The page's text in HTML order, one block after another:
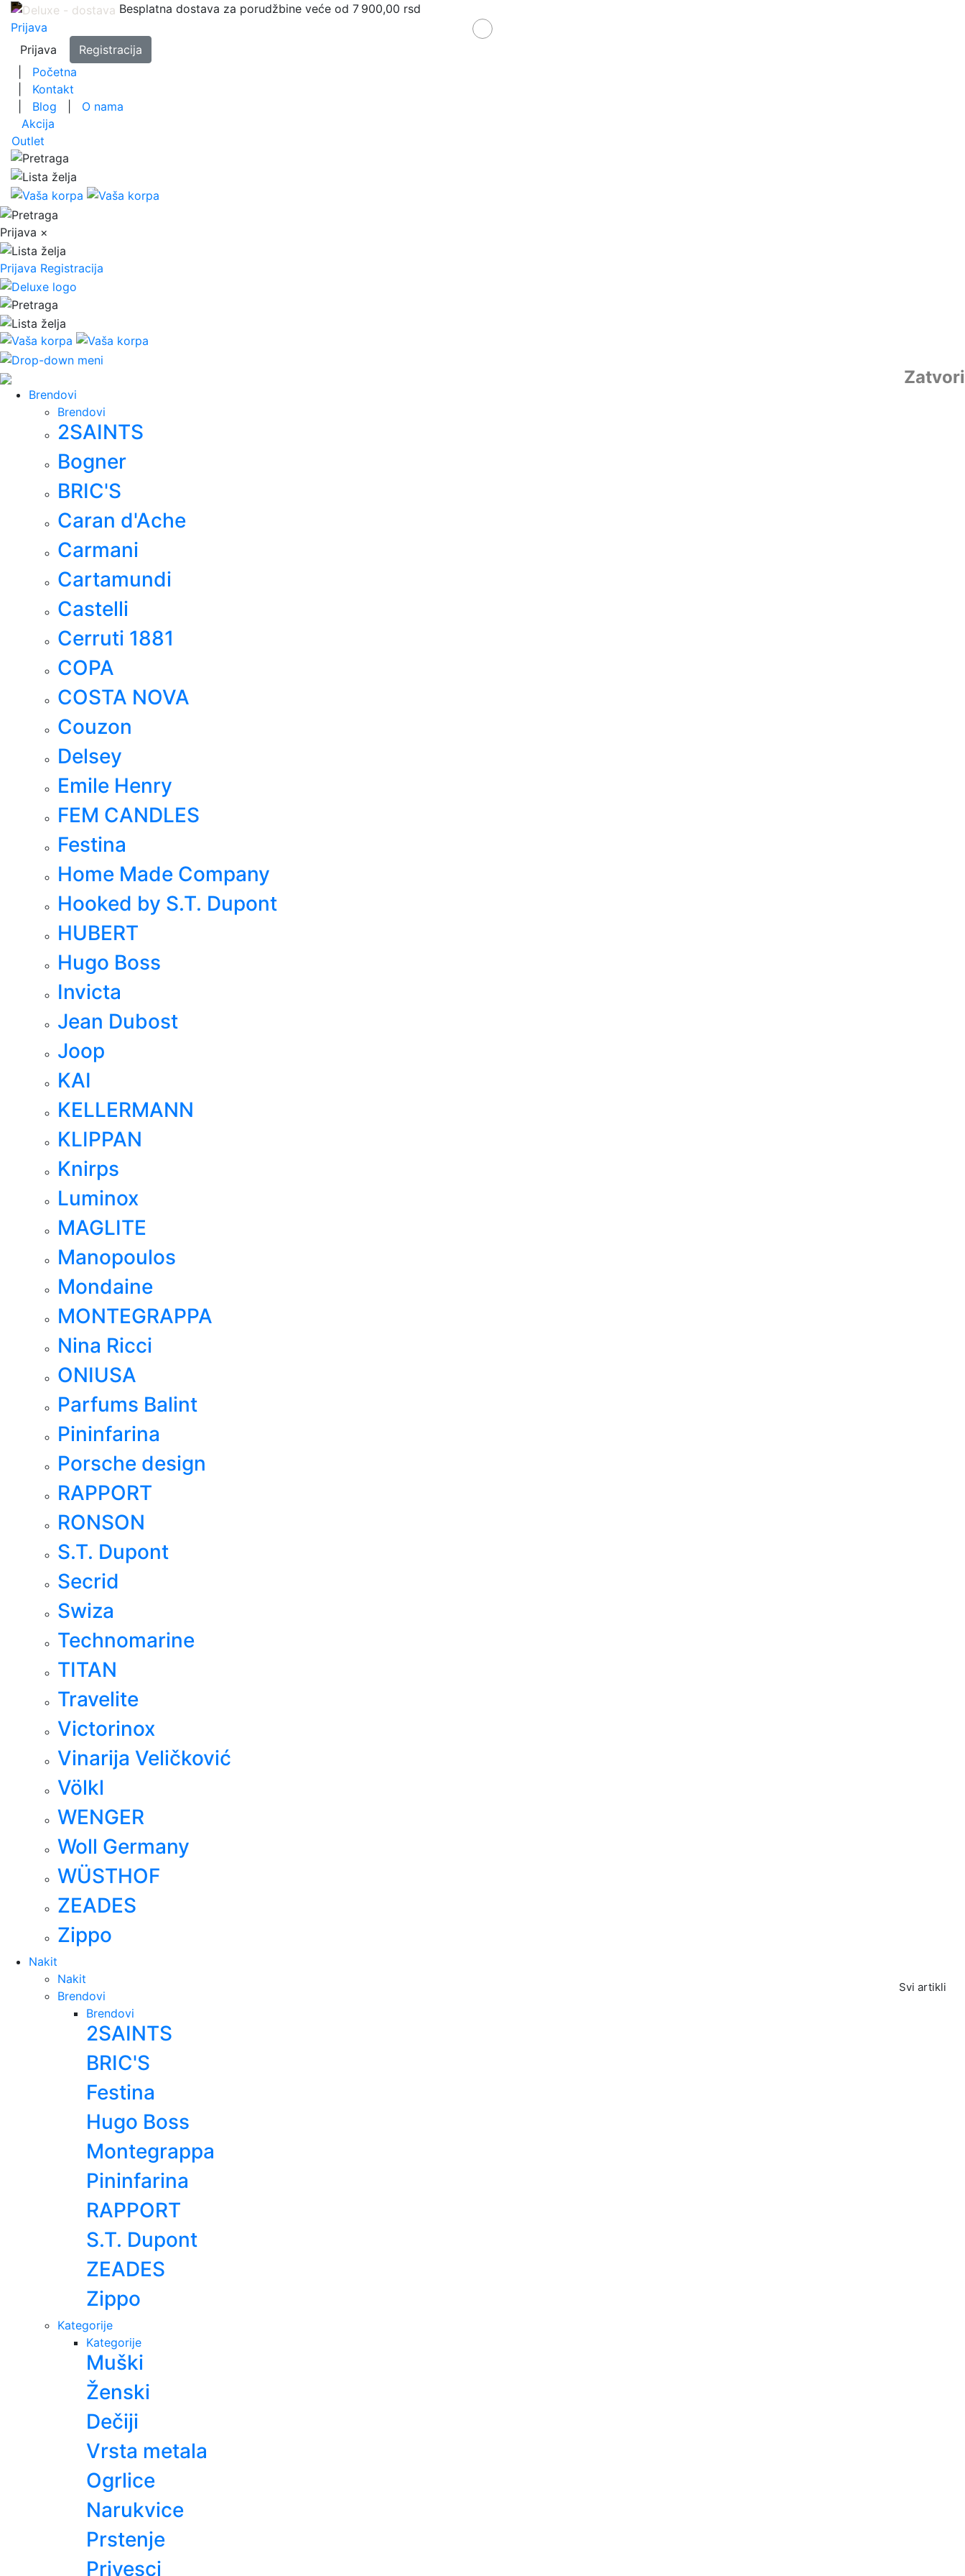
Besplatna dostava za porudžbine veće od 7 900,00 rsd
Prijava
Prijava
Registracija
Početna
Kontakt
Blog
O nama
Akcija
Outlet
Prijava ×
Prijava Registracija
Zatvori
Brendovi
Brendovi
2SAINTS
Bogner
BRIC'S
Caran d'Ache
Carmani
Cartamundi
Castelli
Cerruti 1881
COPA
COSTA NOVA
Couzon
Delsey
Emile Henry
FEM CANDLES
Festina
Home Made Company
Hooked by S.T. Dupont
HUBERT
Hugo Boss
Invicta
Jean Dubost
Joop
KAI
KELLERMANN
KLIPPAN
Knirps
Luminox
MAGLITE
Manopoulos
Mondaine
MONTEGRAPPA
Nina Ricci
ONIUSA
Parfums Balint
Pininfarina
Porsche design
RAPPORT
RONSON
S.T. Dupont
Secrid
Swiza
Technomarine
TITAN
Travelite
Victorinox
Vinarija Veličković
Völkl
WENGER
Woll Germany
WÜSTHOF
ZEADES
Zippo
Nakit
Svi artikli
Nakit
Brendovi
Brendovi
2SAINTS
BRIC'S
Festina
Hugo Boss
Montegrappa
Pininfarina
RAPPORT
S.T. Dupont
ZEADES
Zippo
Kategorije
Kategorije
Muški
Ženski
Dečiji
Vrsta metala
Ogrlice
Narukvice
Prstenje
Privesci